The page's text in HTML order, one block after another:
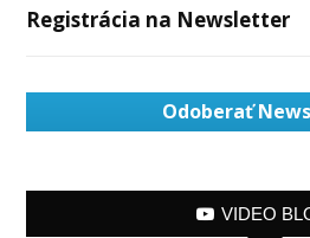
Registrácia na Newsletter
Odoberať
VIDEO